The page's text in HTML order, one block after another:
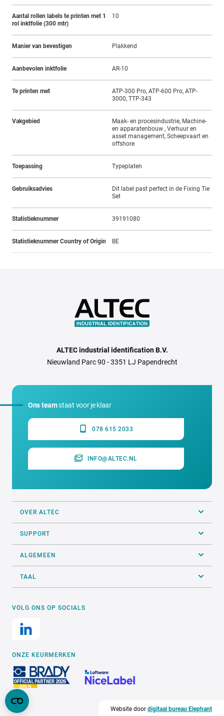
Aantal rollen labels te printen met 1
rol inktfolie (300 mtr)
10
Manier van bevestigen Plakkend
Aanbevolen inktfolie AR-10
Te printen met
ATP-300 Pro, ATP-600 Pro, ATP-
3000, TTP-343
Vakgebied
Maak- en procesindustrie, Machine-
en apparatenbouw , Verhuur en
asset management, Scheepvaart en
offshore
Toepassing Typeplaten
Gebruiksadvies
Dit label past perfect in de Fixing Tie
Set
Statistieknummer 39191080
Statistieknummer Country of Origin BE
ALTEC industrial identification B.V.
Nieuwland Parc 90 - 3351 LJ Papendrecht
Ons teamstaat voor je klaar
078 615 2033
INFO@ALTEC.NL
OVER ALTEC
SUPPORT
ALGEMEEN
TAAL
VOLG ONS OP SOCIALS
ONZE KEURMERKEN
Website door digitaal bureau Elephant